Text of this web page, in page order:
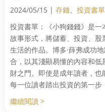
2024/05/15 | 存錢、 投資書單
投資書單：《小狗錢錢》是
故事形式，將儲蓄、投資、
生活的作品。博多·薛弗成功
合，以其淺顯易懂的內容和
財之門。即使是成年讀者，
每一位讀者踏出投資的第一步
繼續閱讀 >